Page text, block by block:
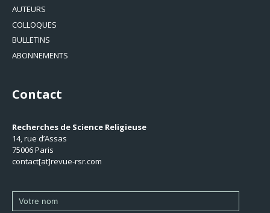
AUTEURS
COLLOQUES
BULLETINS
ABONNEMENTS
Contact
Recherches de Science Religieuse
14, rue d’Assas
75006 Paris
contact[at]revue-rsr.com